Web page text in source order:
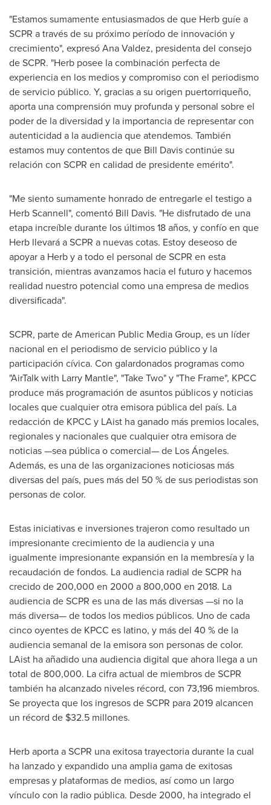
"Estamos sumamente entusiasmados de que Herb guíe a
SCPR a través de su próximo período de innovación y
crecimiento", expresóAna Valdez, presidenta del consejo
de SCPR. "Herb posee la combinación perfecta de
experiencia en los medios y compromiso con el periodismo
de servicio público. Y, gracias a su origen puertorriqueño,
aporta una comprensión muy profunda y personal sobre el
poder de la diversidad y la importancia de representar con
autenticidad a la audiencia que atendemos. También
estamos muy contentos de que Bill Daviscontinúe su
relación con SCPR en calidad de presidente emérito".
"Me siento sumamente honrado de entregarle el testigo a
Herb Scannell", comentó Bill Davis. "He disfrutado de una
etapa increíble durante los últimos 18 años, y confío en que
Herb llevará a SCPR a nuevas cotas. Estoy deseoso de
apoyar a Herb y a todo el personal de SCPR en esta
transición, mientras avanzamos hacia el futuro y hacemos
realidad nuestro potencial como una empresa de medios
diversificada".
SCPR, parte de American Public Media Group, es un líder
nacional en el periodismo de servicio público y la
participación cívica. Con galardonados programas como
"AirTalk with Larry Mantle", "Take Two" y "The Frame", KPCC
produce más programación de asuntos públicos y noticias
locales que cualquier otra emisora pública del país. La
redacción de KPCC y LAist ha ganado más premios locales,
regionales y nacionales que cualquier otra emisora de
noticias —sea pública o comercial— de Los Ángeles.
Además, es una de las organizaciones noticiosas más
diversas del país, pues más del 50 % de sus periodistas son
personas de color.
Estas iniciativas e inversiones trajeron como resultado un
impresionante crecimiento de la audiencia y una
igualmente impresionante expansión en la membresía y la
recaudación de fondos. La audiencia radial de SCPR ha
crecido de 200,000 en 2000 a 800,000 en 2018. La
audiencia de SCPR es una de las más diversas —si no la
más diversa— de todos los medios públicos. Uno decada
cinco oyentes de KPCC es latino, y más del 40 % de la
audiencia semanal de la emisora son personas de color.
LAist ha añadido una audiencia digital que ahora llega a un
total de 800,000. La cifra actual de miembros de SCPR
también ha alcanzado niveles récord, con 73,196 miembros.
Se proyecta que los ingresos de SCPR para 2019 alcancen
un récord de $32.5 millones.
Herb aporta a SCPR una exitosa trayectoria durante la cual
ha lanzado y expandido una amplia gama de exitosas
empresas y plataformas de medios, así como un largo
vínculo con la radio pública. Desde 2000, ha integrado el